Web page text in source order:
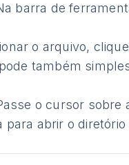
barra de
o arquivo,
também
o cursor sobre
abrir o